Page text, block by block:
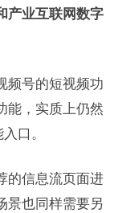
产业互联网数字
频号的短视频功
能，实质上仍然
口。
的信息流页面进
景也同样需要另